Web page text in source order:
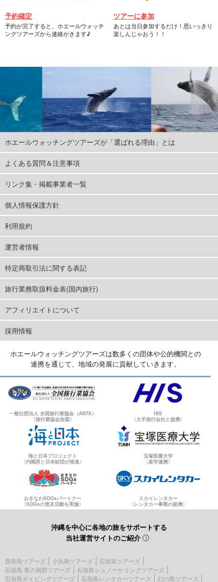
予約確定
予約が完了すると、ホエールウォッチ
ングツアーズから連絡がきます♪
ツアーに参加
あとは当日参加するだけ！思いっきり
楽しんじゃおう！！
ホエールウォッチングツアーズが「選ばれる理由」とは
よくある質問＆注意事項
リンク集・掲載事業者一覧
個人情報保護方針
利用規約
運営者情報
特定商取引法に関する表記
旅行業務取扱料金表(国内旅行)
アフィリエイトについて
採用情報
ホエールウォッチングツアーズは数多くの団体や公的機関との
連携を通じて、地域の発展に貢献していきます。
一般社団法人 全国旅行業協会（ANTA）
〈旅行業協会加盟〉
HIS
〈大手旅行会社と提携〉
海と日本プロジェクト
〈内閣府と日本財団が推進〉
宝塚医療大学
〈産学連携〉
おきなわSDGsパートナー
〈SDGsの普及活動を実施〉
スカイレンタカー
〈レンタカー事業の提携〉
沖縄を中心に各地の旅をサポートする
当社運営サイトのご紹介
西表島ツアーズ 小浜島ツアーズ
石垣島ツアーズ
石垣島 青の洞窟ツアーズ
石垣島シュノーケリングツアーズ
石垣島ダイビングツアーズ
石垣島レンタカーツアーズ 幻の島ツアーズ